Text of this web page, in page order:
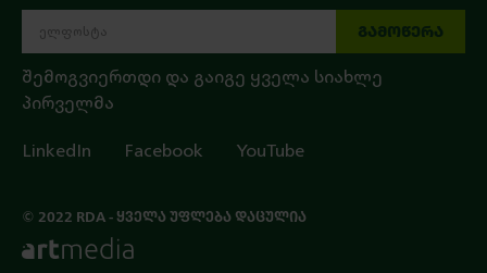
ᲒᲐᲛᲝᲬᲔᲠᲐ
შემოგვიერთდი და გაიგე ყველა სიახლე
პირველმა
LinkedIn Facebook YouTube
© 2022 RDA - ᲧᲕᲔᲚᲐ ᲣᲤᲚᲔᲑᲐ ᲓᲐᲪᲣᲚᲘᲐ